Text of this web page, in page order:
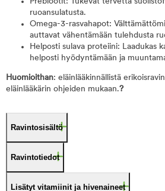
ruoansulatusta.
Omega-3-rasvahapot:
auttavat vähentämään tulehdusta
Helposti sulava proteiini: Laadukas
helposti hyödyntämään ja
Huomioithan: eläinlääkinnällistä
eläinlääkärin ohjeiden mukaan.?
Ravintosisältö
Ravintotiedot
Lisätyt vitamiinit ja hivenaineet